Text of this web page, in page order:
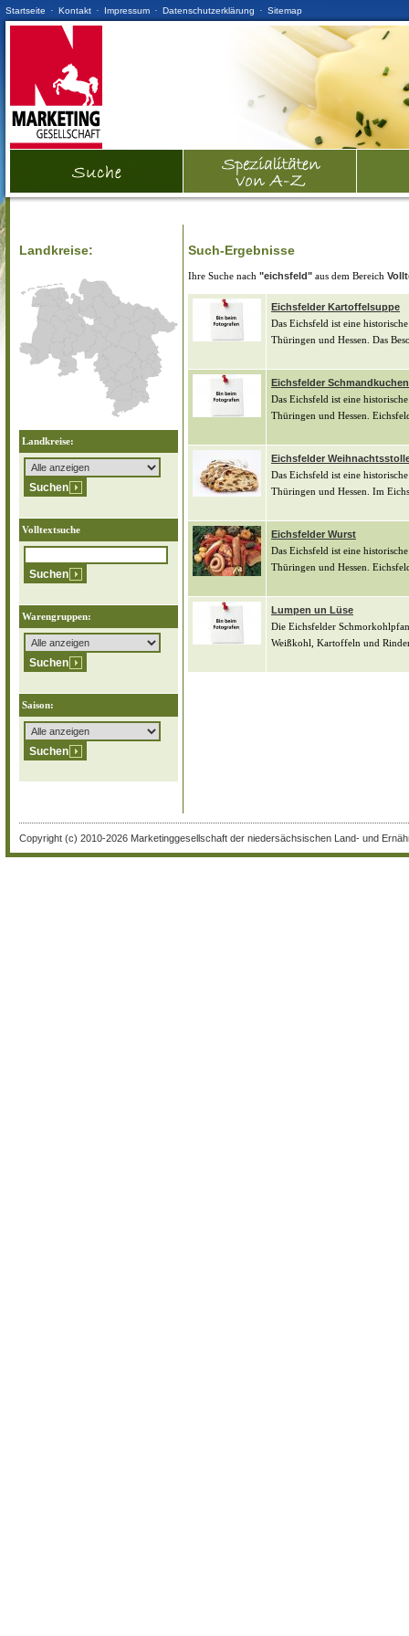
Startseite · Kontakt · Impressum · Datenschutzerklärung · Sitemap
Landkreise:
Landkreise:
Volltextsuche
Warengruppen:
Saison:
Such-Ergebnisse
Ihre Suche nach "eichsfeld" aus dem Bereich
Eichsfelder Kartoffelsuppe
Das Eichsfeld ist eine
Thüringen und Hessen. Das
Eichsfelder
Das Eichsfeld ist eine
Thüringen und Hessen.
Eichsfelder
Das Eichsfeld ist eine
Thüringen und Hessen. Im
Eichsfelder Wurst
Das Eichsfeld ist eine
Thüringen und Hessen.
Lumpen un Lüse
Die Eichsfelder
Weißkohl, Kartoffeln und
Copyright (c) 2010-2026 Marketinggesellschaft der niedersächsischen Land- und